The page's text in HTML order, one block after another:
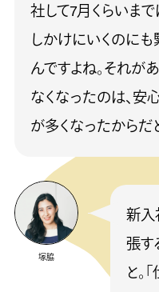
社して7月くらいまで
しかけにいくのにも
んですよね。それが
なくなったのは、安
が多くなったからだ
塚脇
新入
張す
と。